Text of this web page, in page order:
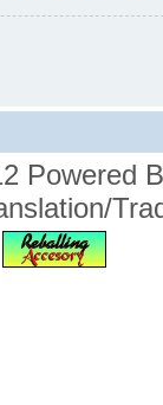
Powered